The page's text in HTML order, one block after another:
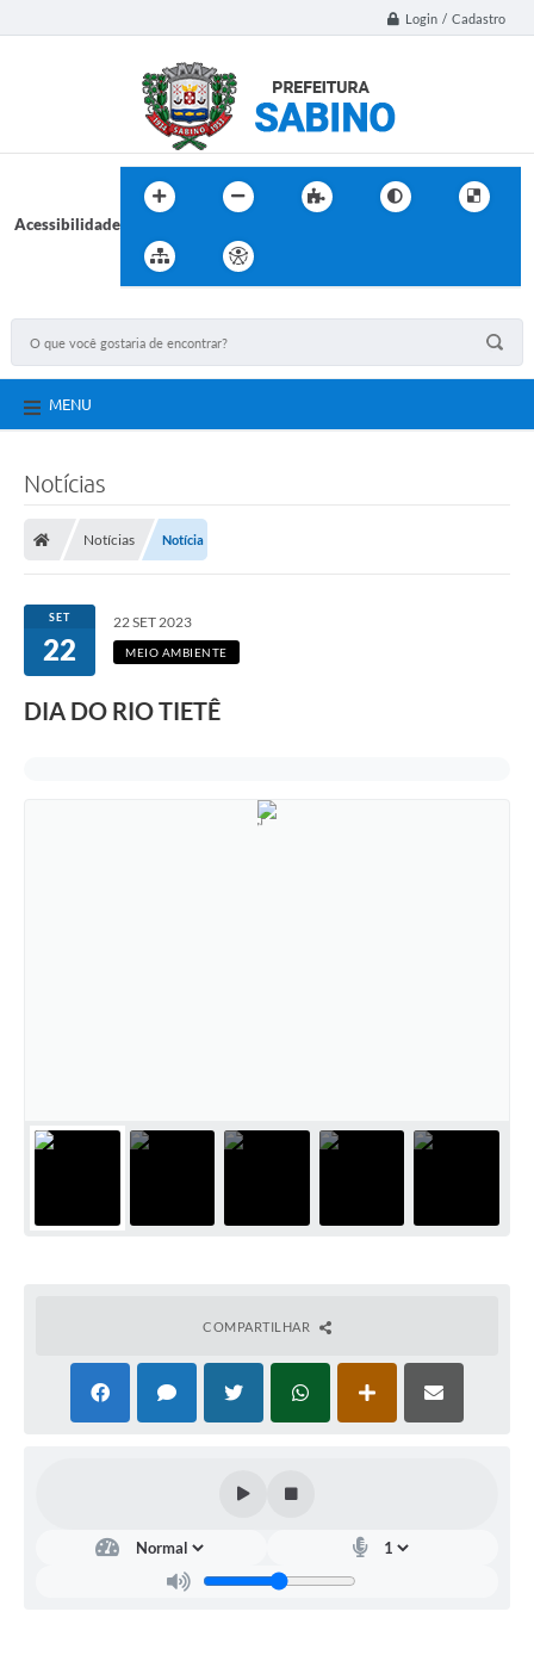
Login / Cadastro
Acessibilidade
MENU
Notícias
Notícias Notícia
SET
22
22 SET 2023
MEIO AMBIENTE
DIA DO RIO TIETÊ
COMPARTILHAR